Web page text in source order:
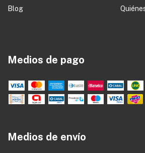
Blog
Medios de pago
Medios de envío